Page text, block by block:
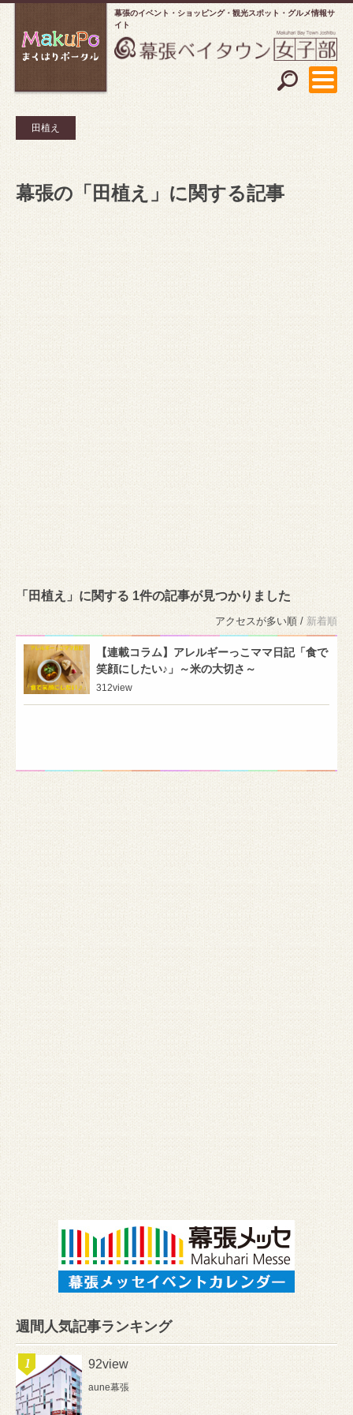
幕張のイベント・ショッピング
観光スポット・グルメ情報サ
イト
田植え
幕張の「田植え」に関する記事
「田植え」に関する 1件の記事が見つかりました
アクセスが多い順 / 新着順
【連載コラム】アレルギーっこママ日記「食で
笑顔にしたい♪」～米の大切さ～
312view
週間人気記事ランキング
92view
aune幕張